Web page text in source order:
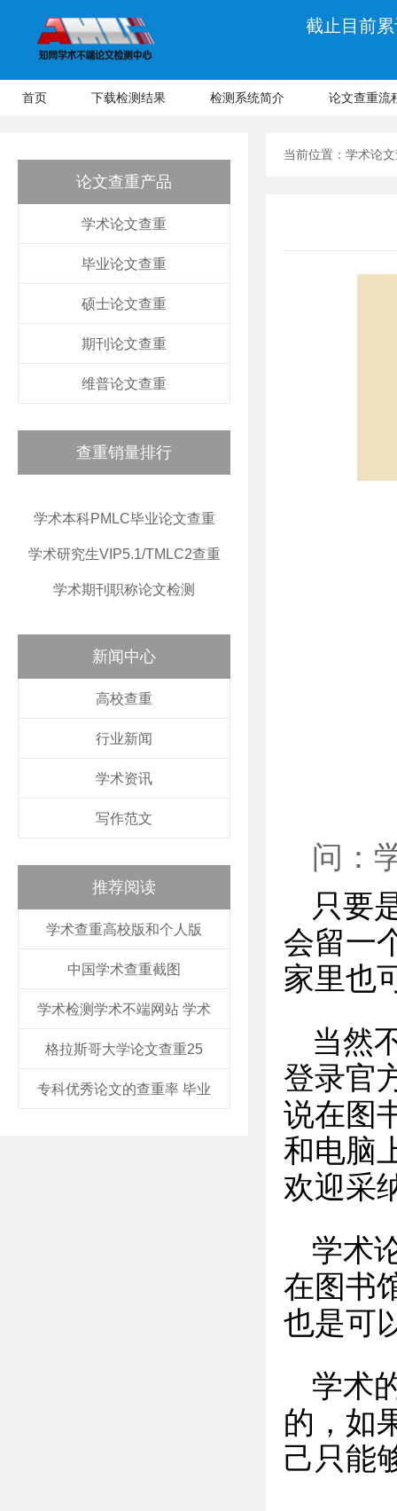
截止目前
首页 下载检测结果 检测系统简介 论文查重流
论文查重产品
学术论文查重
毕业论文查重
硕士论文查重
期刊论文查重
维普论文查重
查重销量排行
学术本科PMLC毕业论文查重
学术研究生VIP5.1/TMLC2查重
学术期刊职称论文检测
新闻中心
高校查重
行业新闻
学术资讯
写作范文
推荐阅读
学术查重高校版和个人版
中国学术查重截图
学术检测学术不端网站 学术
格拉斯哥大学论文查重25
专科优秀论文的查重率 毕业
当前位置： 学术论
问：
只要
会留一
家里也
当然
登录官
说在图
和电脑
欢迎采
学术
在图书
也是可
学术
的，如
己只能